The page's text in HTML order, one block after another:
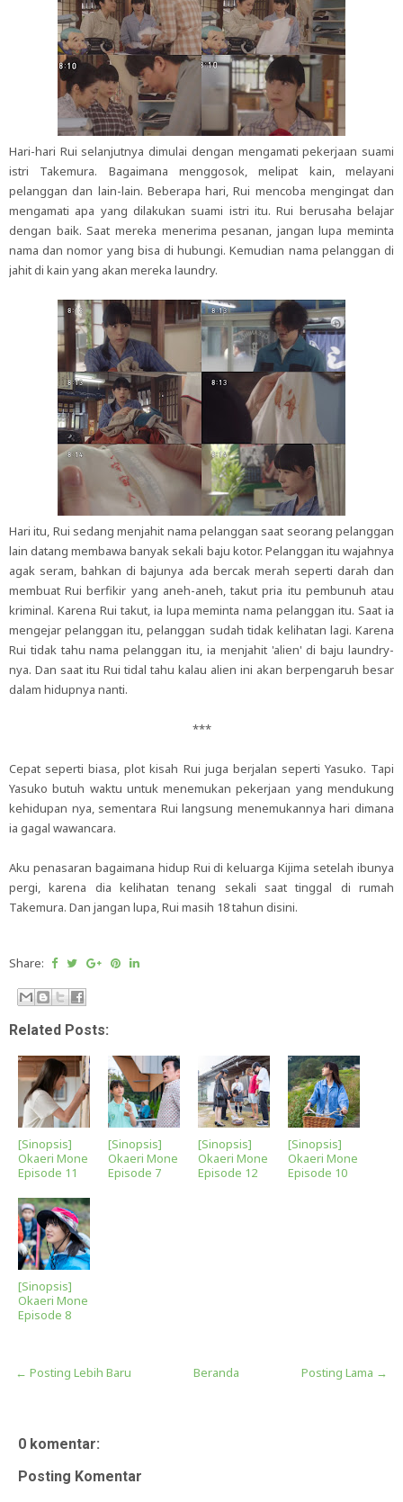
Hari-hari Rui selanjutnya dimulai dengan mengamati pekerjaan suami
istri Takemura. Bagaimana menggosok, melipat kain, melayani
pelanggan dan lain-lain. Beberapa hari, Rui mencoba mengingat dan
mengamati apa yang dilakukan suami istri itu. Rui berusaha belajar
dengan baik. Saat mereka menerima pesanan, jangan lupa meminta
nama dan nomor yang bisa di hubungi. Kemudian nama pelanggan di
jahit di kain yang akan mereka laundry.
Hari itu, Rui sedang menjahit nama pelanggan saat seorang pelanggan
lain datang membawa banyak sekali baju kotor. Pelanggan itu wajahnya
agak seram, bahkan di bajunya ada bercak merah seperti darah dan
membuat Rui berfikir yang aneh-aneh, takut pria itu pembunuh atau
kriminal. Karena Rui takut, ia lupa meminta nama pelanggan itu. Saat ia
mengejar pelanggan itu, pelanggan sudah tidak kelihatan lagi. Karena
Rui tidak tahu nama pelanggan itu, ia menjahit 'alien' di baju laundry-
nya. Dan saat itu Rui tidal tahu kalau alien ini akan berpengaruh besar
dalam hidupnya nanti.
***
Cepat seperti biasa, plot kisah Rui juga berjalan seperti Yasuko. Tapi
Yasuko butuh waktu untuk menemukan pekerjaan yang mendukung
kehidupan nya, sementara Rui langsung menemukannya hari dimana
ia gagal wawancara.
Aku penasaran bagaimana hidup Rui di keluarga Kijima setelah ibunya
pergi, karena dia kelihatan tenang sekali saat tinggal di rumah
Takemura. Dan jangan lupa, Rui masih 18 tahun disini.
Share:
Related Posts:
[Sinopsis]
Okaeri Mone
Episode 11
[Sinopsis]
Okaeri Mone
Episode 7
[Sinopsis]
Okaeri Mone
Episode 12
[Sinopsis]
Okaeri Mone
Episode 10
[Sinopsis]
Okaeri Mone
Episode 8
← Posting Lebih Baru Posting Lama →
Beranda
0 komentar:
Posting Komentar